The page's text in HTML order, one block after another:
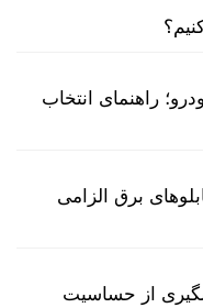
راهنمای انتخاب
برق الزامی
از حساسیت